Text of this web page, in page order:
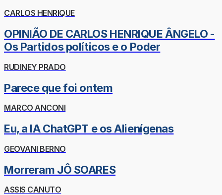
CARLOS HENRIQUE
OPINIÃO DE CARLOS HENRIQUE ÂNGELO -
Os Partidos políticos e o Poder
RUDINEY PRADO
Parece que foi ontem
MARCO ANCONI
Eu, a IA ChatGPT e os Alienígenas
GEOVANI BERNO
Morreram JÔ SOARES
ASSIS CANUTO